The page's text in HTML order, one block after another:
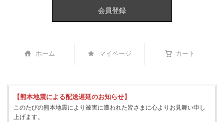
会員登録
ホーム マイページ カート
【熊本地震による配送遅延のお知らせ】
このたびの熊本地震により被害に遭われた皆さまに心よりお見舞い申し
上げます。